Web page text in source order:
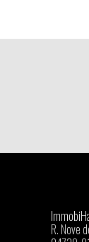
R. Nove